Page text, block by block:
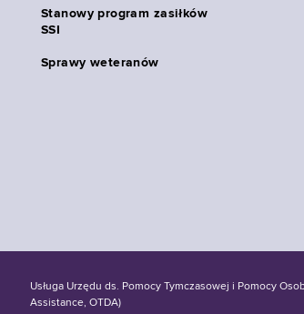
Stanowy program zasiłków
SSI
Sprawy weteranów
Usługa Urzędu ds. Pomocy Tymczasowej i Pomocy
Assistance, OTDA)